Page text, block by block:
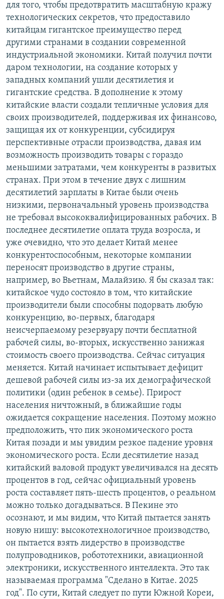
для того, чтобы предотвратить масштабную кражу
технологических секретов, что предоставило
китайцам гигантское преимущество перед
другими странами в создании современной
индустриальной экономики. Китай получил почти
даром технологии, на создание которых у
западных компаний ушли десятилетия и
гигантские средства. В дополнение к этому
китайские власти создали тепличные условия для
своих производителей, поддерживая их финансово,
защищая их от конкуренции, субсидируя
перспективные отрасли производства, давая им
возможность производить товары с гораздо
меньшими затратами, чем конкуренты в развитых
странах. При этом в течение двух с лишним
десятилетий зарплаты в Китае были очень
низкими, первоначальный уровень производства
не требовал высококвалифицированных рабочих. В
последнее десятилетие оплата труда возросла, и
уже очевидно, что это делает Китай менее
конкурентоспособным, некоторые компании
переносят производство в другие страны,
например, во Вьетнам, Малайзию. Я бы сказал так:
китайское чудо состояло в том, что китайские
производители были способны подорвать любую
конкуренцию, во-первых, благодаря
неисчерпаемому резервуару почти бесплатной
рабочей силы, во-вторых, искусственно занижая
стоимость своего производства. Сейчас ситуация
меняется. Китай начинает испытывает дефицит
дешевой рабочей силы из-за их демографической
политики (один ребенок в семье). Прирост
населения ничтожный, в ближайшие годы
ожидается сокращение населения. Поэтому можно
предположить, что пик экономического роста
Китая позади и мы увидим резкое падение уровня
экономического роста. Если десятилетие назад
китайский валовой продукт увеличивался на десять
процентов в год, сейчас официальный уровень
роста составляет пять-шесть процентов, о реальном
можно только догадываться. В Пекине это
осознают, и мы видим, что Китай пытается занять
новую нишу: высокотехнологичное производство,
он пытается взять лидерство в производстве
полупроводников, робототехники, авиационной
электроники, искусственного интеллекта. Это так
называемая программа "Сделано в Китае. 2025
год". По сути, Китай следует по пути Южной Кореи,